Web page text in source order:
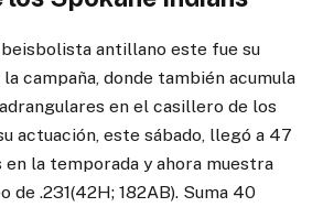
antillano este fue su
campaña, donde también acumula
en el casillero de los
actuación, este sábado, llegó a 47
en la temporada y ahora muestra
de .231(42H; 182AB). Suma 40